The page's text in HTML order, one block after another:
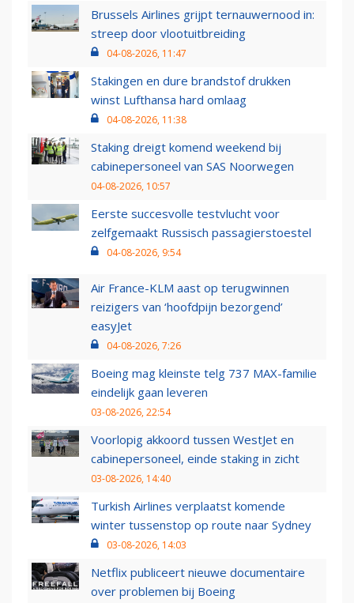
Brussels Airlines grijpt ternauwernood in:
streep door vlootuitbreiding
04-08-2026, 11:47
Stakingen en dure brandstof drukken
winst Lufthansa hard omlaag
04-08-2026, 11:38
Staking dreigt komend weekend bij
cabinepersoneel van SAS Noorwegen
04-08-2026, 10:57
Eerste succesvolle testvlucht voor
zelfgemaakt Russisch passagierstoestel
04-08-2026, 9:54
Air France-KLM aast op terugwinnen
reizigers van ‘hoofdpijn bezorgend’
easyJet
04-08-2026, 7:26
Boeing mag kleinste telg 737 MAX-familie
eindelijk gaan leveren
03-08-2026, 22:54
Voorlopig akkoord tussen WestJet en
cabinepersoneel, einde staking in zicht
03-08-2026, 14:40
Turkish Airlines verplaatst komende
winter tussenstop op route naar Sydney
03-08-2026, 14:03
Netflix publiceert nieuwe documentaire
over problemen bij Boeing